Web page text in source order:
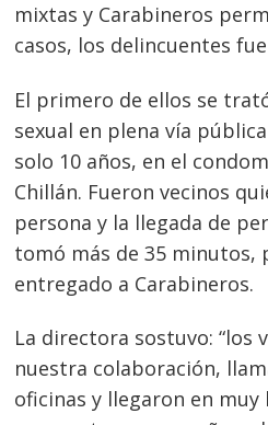
mixtas y Carabineros
casos, los delincuentes
El primero de ellos se
sexual en plena vía
solo 10 años, en el
Chillán. Fueron vecinos
persona y la llegada de
tomó más de 35 minutos,
entregado a Carabineros.
La directora sostuvo: “los
nuestra colaboración,
oficinas y llegaron en